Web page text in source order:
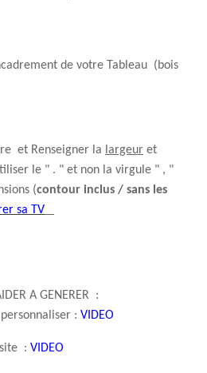
de votre Tableau (bois
et Renseigner la largeur et
le " . " et non la virgule " , "
(contour inclus / sans les
sa TV
A GENERER :
: VIDEO
: VIDEO